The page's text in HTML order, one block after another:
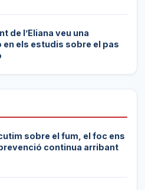
de l’Eliana veu una
els estudis sobre el pas
sobre el fum, el foc ens
continua arribant